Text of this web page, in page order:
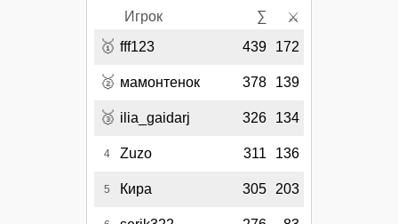
Игрок ∑ ⚔
🥇 fff123 439 172
🥈 мамонтенок 378 139
🥉 ilia_gaidarj 326 134
4 Zuzo 311 136
5 Кира 305 203